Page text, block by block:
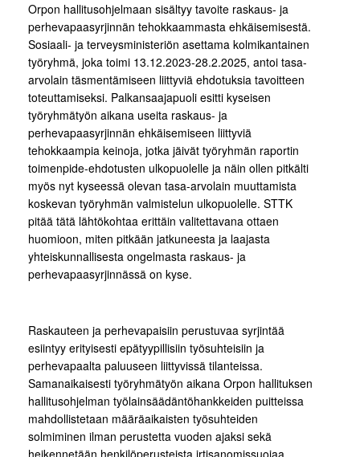
Orpon hallitusohjelmaan sisältyy tavoite raskaus- ja
perhevapaasyrjinnän tehokkaammasta ehkäisemisestä.
Sosiaali- ja terveysministeriön asettama kolmikantainen
työryhmä, joka toimi 13.12.2023-28.2.2025, antoi tasa-
arvolain täsmentämiseen liittyviä ehdotuksia tavoitteen
toteuttamiseksi. Palkansaajapuoli esitti kyseisen
työryhmätyön aikana useita raskaus- ja
perhevapaasyrjinnän ehkäisemiseen liittyviä
tehokkaampia keinoja, jotka jäivät työryhmän raportin
toimenpide-ehdotusten ulkopuolelle ja näin ollen pitkälti
myös nyt kyseessä olevan tasa-arvolain muuttamista
koskevan työryhmän valmistelun ulkopuolelle. STTK
pitää tätä lähtökohtaa erittäin valitettavana ottaen
huomioon, miten pitkään jatkuneesta ja laajasta
yhteiskunnallisesta ongelmasta raskaus- ja
perhevapaasyrjinnässä on kyse.
Raskauteen ja perhevapaisiin perustuvaa syrjintää
esiintyy erityisesti epätyypillisiin työsuhteisiin ja
perhevapaalta paluuseen liittyvissä tilanteissa.
Samanaikaisesti työryhmätyön aikana Orpon hallituksen
hallitusohjelman työlainsäädäntöhankkeiden puitteissa
mahdollistetaan määräaikaisten työsuhteiden
solmiminen ilman perustetta vuoden ajaksi sekä